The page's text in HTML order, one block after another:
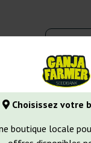
Choisissez votre
boutique locale
Variétés